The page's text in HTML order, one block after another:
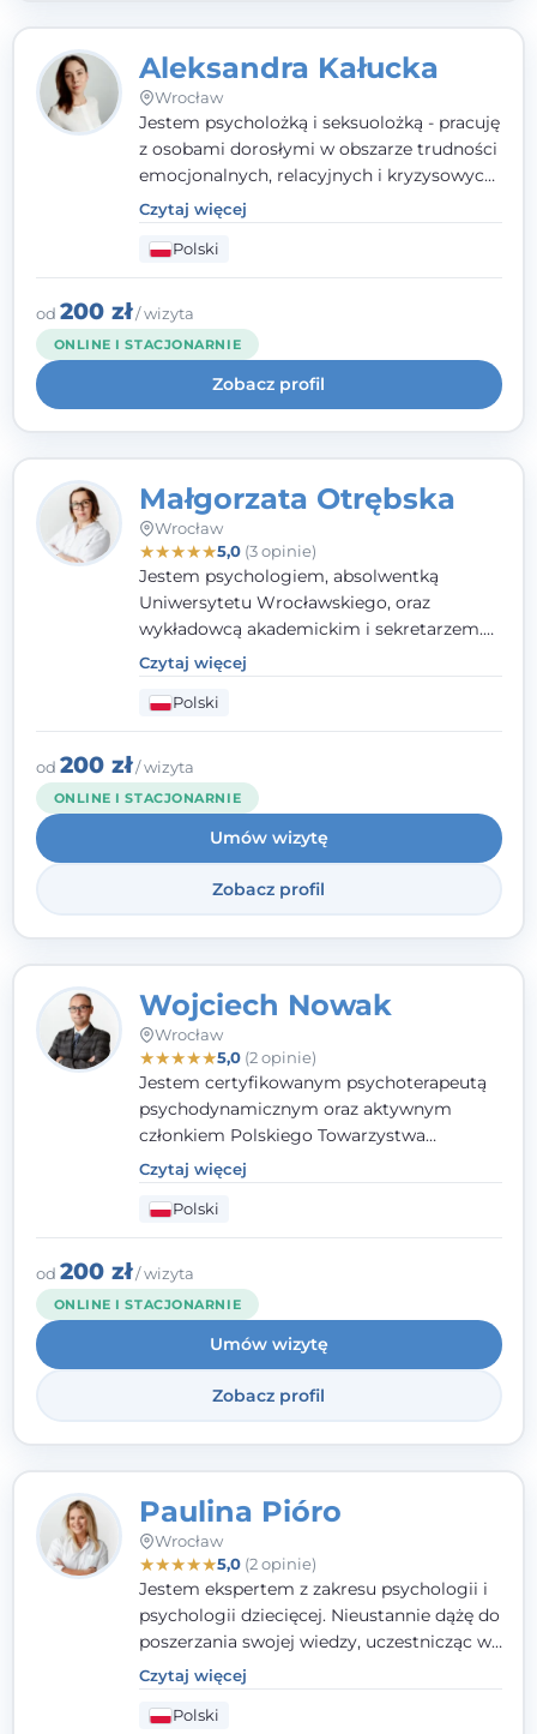
Aleksandra Kałucka
Wrocław
Jestem psycholożką i seksuolożką - pracuję
z osobami dorosłymi w obszarze trudności
emocjonalnych, relacyjnych i kryzysowych,
w tym z osobami po doświadczeniach
przemocy. Ukończyłam psychologię
kliniczną oraz studia podyplomowe z
interwencji kryzysowej i seksuologii
klinicznej na SWPS we Wrocławiu. W pracy
kieruję się empatią, etyką zawodową i
uważnością na potrzeby klienta.
Czytaj więcej
Polski
od 200 zł/ wizyta
ONLINE I STACJONARNIE
Zobacz profil
Małgorzata Otrębska
Wrocław
★★★★★5,0(3 opinie)
Jestem psychologiem, absolwentką
Uniwersytetu Wrocławskiego, oraz
wykładowcą akademickim i sekretarzem.
Dodatkowo mam kwalifikacje mediatora,
specjalizując się w sprawach rodzinnych,
cywilnych oraz karnych.
Czytaj więcej
Polski
od 200 zł/ wizyta
ONLINE I STACJONARNIE
Umów wizytę
Zobacz profil
Wojciech Nowak
Wrocław
★★★★★5,0(2 opinie)
Jestem certyfikowanym psychoterapeutą
psychodynamicznym oraz aktywnym
członkiem Polskiego Towarzystwa
Psychoterapii Psychodynamicznej. W
mojej pracy zawodowej kładę duży nacisk
na uważne słuchanie Pacjenta. Interesuje
mnie szczególnie psychoterapia zaburzeń
osobowości, zaburzeń nerwicowych i
lękowych, a także zagadnienia związane z
małżeństwem i rodziną, w tym problemy w
relacjach rodzinnych. Nie specjalizuję się w
uzależnieniach.
Czytaj więcej
Polski
od 200 zł/ wizyta
ONLINE I STACJONARNIE
Umów wizytę
Zobacz profil
Paulina Pióro
Wrocław
★★★★★5,0(2 opinie)
Jestem ekspertem z zakresu psychologii i
psychologii dziecięcej. Nieustannie dążę do
poszerzania swojej wiedzy, uczestnicząc w
różnorodnych szkoleniach. Pracując z
dziećmi, młodzieżą i młodymi dorosłymi
niezwykle ważne jest dla mnie poczucie
Czytaj więcej
Polski